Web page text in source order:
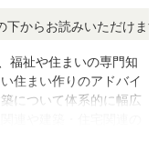
らお読みいただけます。
福祉や住まいの専門知
住まい作りのアドバイ
について体系的に幅広
連や建築・住宅関連の